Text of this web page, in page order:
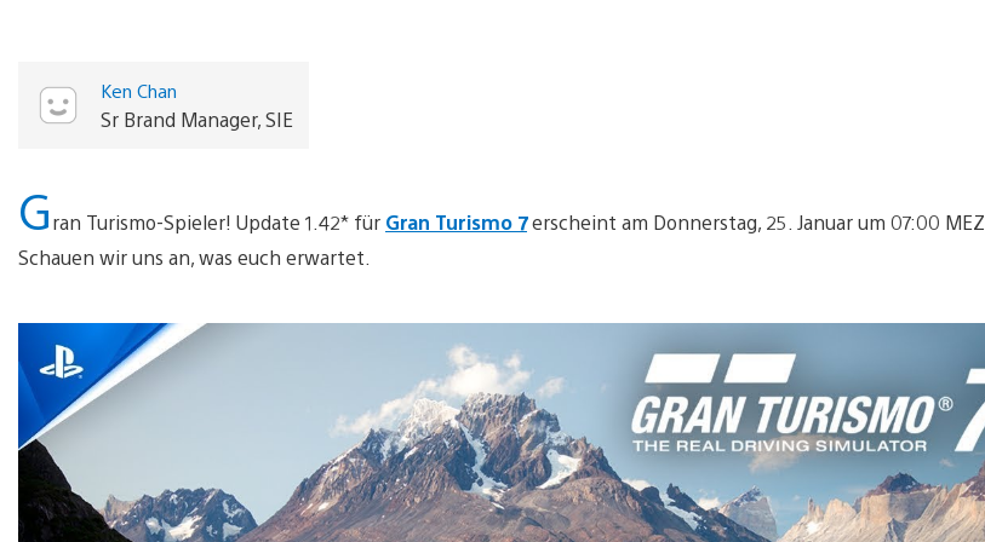
Ken Chan
Sr Brand Manager, SIE
Gran Turismo-Spieler! Update 1.42* für Gran Turismo 7erscheint am Donnerstag, 25. Januar um 07:00 MEZ.
Schauen wir uns an, was euch erwartet.